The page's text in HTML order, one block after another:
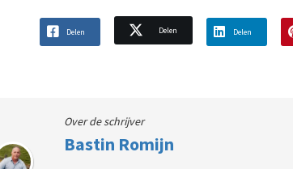
Delen Delen Delen
Over de schrijver
Bastin Romijn